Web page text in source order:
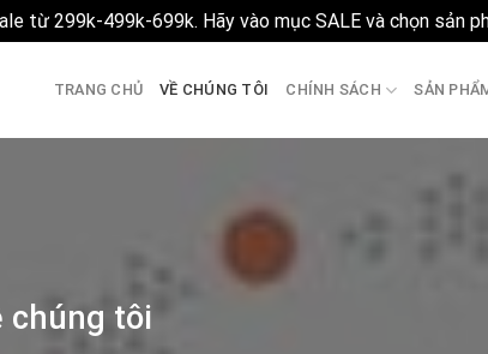
từ 299k-499k-699k. Hãy vào mục SALE và chọn sản
TRANG CHỦ VỀ CHÚNG TÔI CHÍNH SÁCH SẢN
chúng tôi